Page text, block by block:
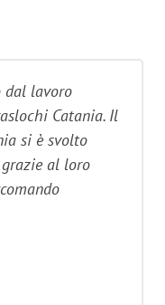
dal lavoro
Catania. Il
si è svolto
grazie al loro